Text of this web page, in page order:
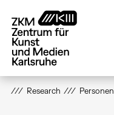
zum
Inhalt
Research Personen